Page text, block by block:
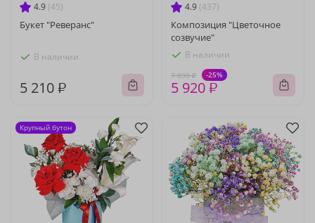
4.9 (45)
Букет "Реверанс"
В наличии
5 210 ₽
4.9 (437)
Композиция "Цветочное
созвучие"
В наличии
7 890 ₽ -25%
5 920 ₽
Крупный бутон